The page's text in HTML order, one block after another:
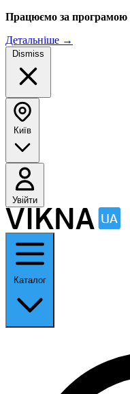
Працюємо за програмою
Детальніше →
Dismiss
Київ
Увійти
Каталог